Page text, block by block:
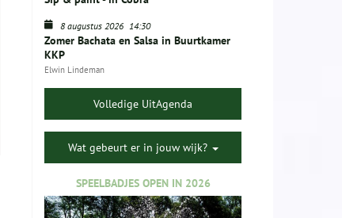
8 augustus 2026 14:30
Zomer Bachata en Salsa in Buurtkamer
KKP
Elwin Lindeman
Volledige UitAgenda
Wat gebeurt er in jouw wijk?
SPEELBADJES OPEN IN 2026